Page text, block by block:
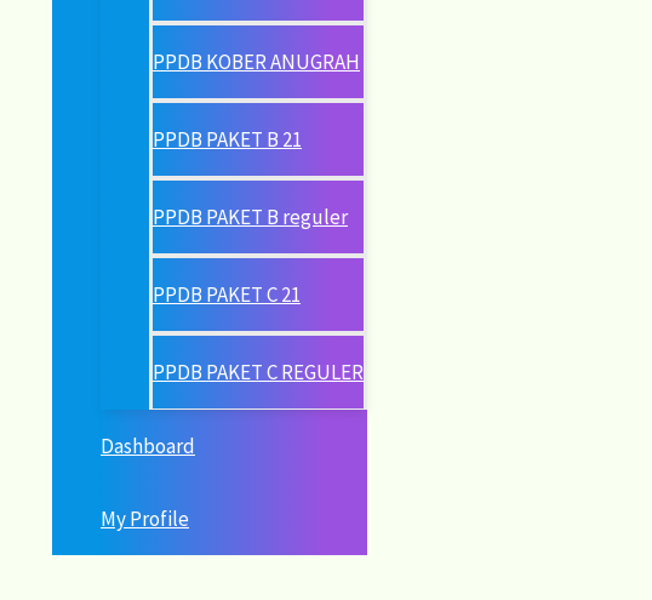
PPDB KOBER ANUGRAH
PPDB PAKET B 21
PPDB PAKET B reguler
PPDB PAKET C 21
PPDB PAKET C REGULER
Dashboard
My Profile